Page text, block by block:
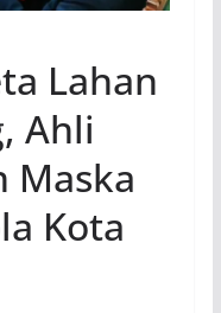
Lahan
Ahli
Maska
Kota